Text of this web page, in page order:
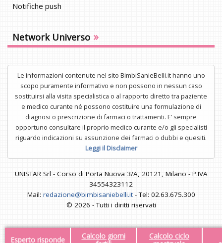
Esperto risponde
Calcolo giorni
Calcolo ciclo
Notifiche push
Network Universo »
Le informazioni contenute nel sito BimbiSanieBelli.it hanno uno
scopo puramente informativo e non possono in nessun caso
sostituirsi alla visita specialistica o al rapporto diretto tra paziente
e medico curante né possono costituire una formulazione di
diagnosi o prescrizione di farmaci o trattamenti. E’ sempre
opportuno consultare il proprio medico curante e/o gli specialisti
riguardo indicazioni su assunzione dei farmaci o dubbi e quesiti.
Leggi il Disclaimer
UNISTAR Srl - Corso di Porta Nuova 3/A, 20121, Milano - P.IVA
34554323112
Mail: redazione@bimbisaniebelli.it- Tel: 02.63.675.300
© 2026 - Tutti i diritti riservati